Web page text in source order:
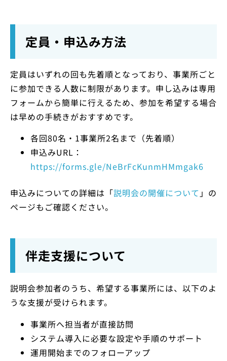
定員・申込み方法
定員はいずれの回も先着順となっており、事業所ごと
に参加できる人数に制限があります。申し込みは専用
フォームから簡単に行えるため、参加を希望する場合
は早めの手続きがおすすめです。
各回80名・1事業所2名まで（先着順）
申込みURL：
https://forms.gle/NeBrFcKunmHMmgak6
申込みについての詳細は「説明会の開催について 」の
ページもご確認ください。
伴走支援について
説明会参加者のうち、希望する事業所には、以下のよ
うな支援が受けられます。
事業所へ担当者が直接訪問
システム導入に必要な設定や手順のサポート
運用開始までのフォローアップ